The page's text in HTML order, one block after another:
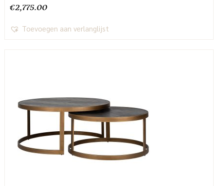
€2,775.00
Toevoegen aan verlanglijst